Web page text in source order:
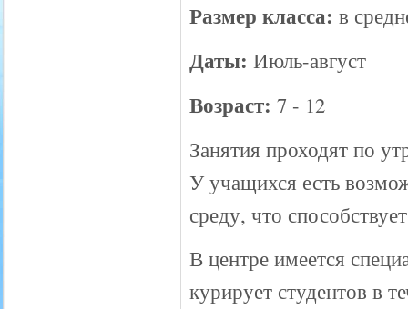
Размер класса: в
Даты: Июль-август
Возраст: 7 - 12
Занятия проходят по
У учащихся есть
среду, что
В центре имеется
курирует студентов в